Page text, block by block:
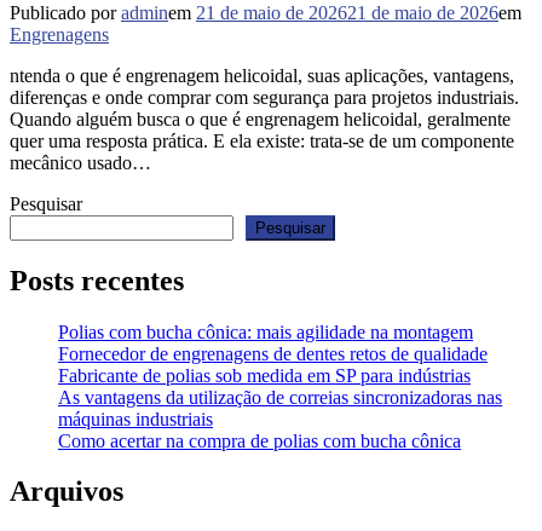
Publicado poradminem 21 de maio de 202621 de maio de 2026em
Engrenagens
ntenda o que é engrenagem helicoidal, suas aplicações, vantagens,
diferenças e onde comprar com segurança para projetos industriais.
Quando alguém busca o que é engrenagem helicoidal, geralmente
quer uma resposta prática. E ela existe: trata-se de um componente
mecânico usado…
Pesquisar
Pesquisar
Posts recentes
Polias com bucha cônica: mais agilidade na montagem
Fornecedor de engrenagens de dentes retos de qualidade
Fabricante de polias sob medida em SP para indústrias
As vantagens da utilização de correias sincronizadoras nas
máquinas industriais
Como acertar na compra de polias com bucha cônica
Arquivos